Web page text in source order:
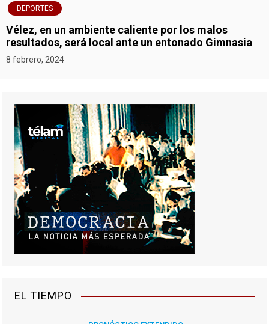
DEPORTES
Vélez, en un ambiente caliente por los malos
resultados, será local ante un entonado Gimnasia
8 febrero, 2024
EL TIEMPO